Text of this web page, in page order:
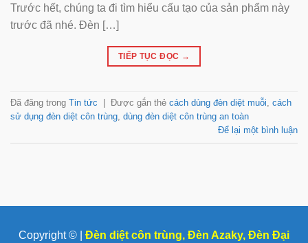
Trước hết, chúng ta đi tìm hiểu cấu tạo của sản phẩm này
trước đã nhé. Đèn […]
TIẾP TỤC ĐỌC →
Đã đăng trong Tin tức Được gắn thẻ cách dùng đèn diệt muỗi, cách
sử dụng đèn diệt côn trùng, dùng đèn diệt côn trùng an toàn
Để lại một bình luận
Copyright © | Đèn diệt côn trùng, Đèn Azaky, Đèn Đại